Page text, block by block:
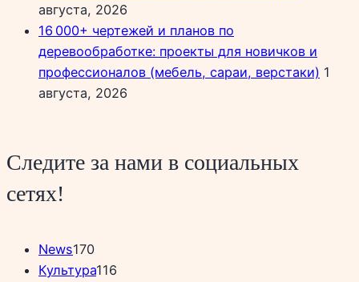
августа, 2026
16 000+ чертежей и планов по
деревообработке: проекты для новичков и
профессионалов (мебель, сараи, верстаки) 1
августа, 2026
Следите за нами в социальных
сетях!
News170
Культура116